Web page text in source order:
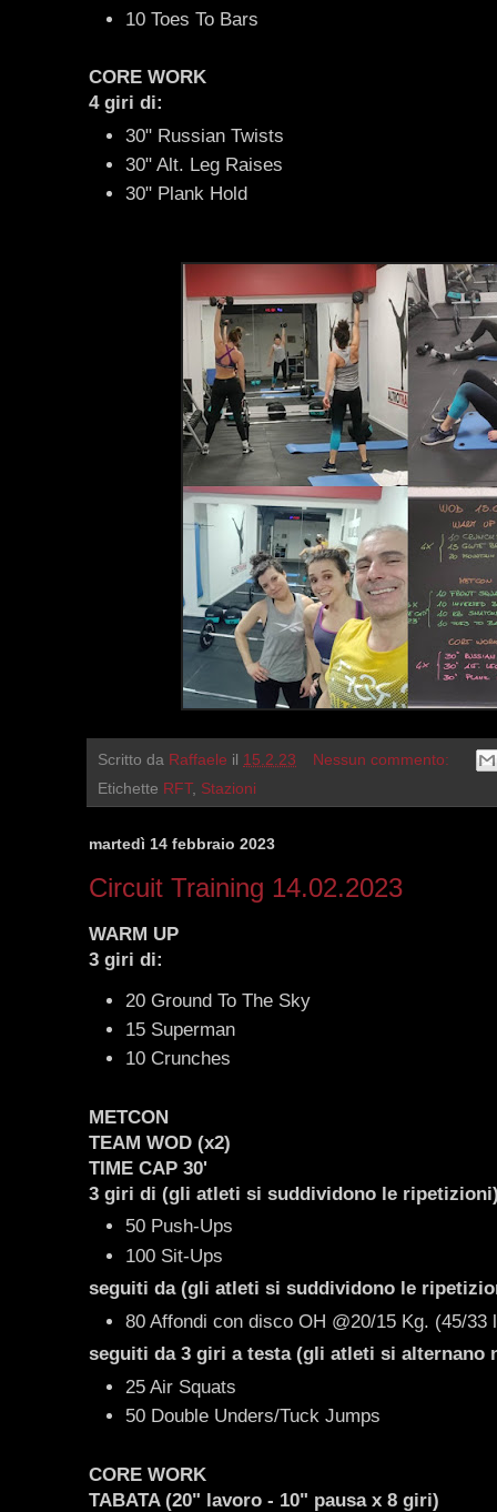
10 Toes To Bars
CORE WORK
4 giri di:
30" Russian Twists
30" Alt. Leg Raises
30" Plank Hold
Scritto da Raffaele il 15.2.23
Nessun commento:
Etichette RFT, Stazioni
martedì 14 febbraio 2023
Circuit Training 14.02.2023
WARM UP
3 giri di:
20 Ground To The Sky
15 Superman
10 Crunches
METCON
TEAM WOD (x2)
TIME CAP 30'
3 giri di (gli atleti si suddividono le
50 Push-Ups
100 Sit-Ups
seguiti da (gli atleti si suddividono le
80 Affondi con disco OH @20/15 Kg. (45/33
seguiti da 3 giri a testa (gli atleti si alternano
25 Air Squats
50 Double Unders/Tuck Jumps
CORE WORK
TABATA (20" lavoro - 10" pausa x 8 giri)